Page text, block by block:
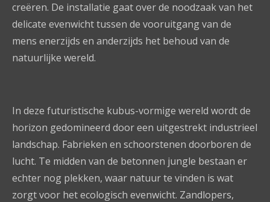
creëren. De installatie gaat over de noodzaak van het
delicate evenwicht tussen de vooruitgang van de
mens enerzijds en anderzijds het behoud van de
natuurlijke wereld.
In deze futuristische kubus-vormige wereld wordt de
horizon gedomineerd door een uitgestrekt industrieel
landschap. Fabrieken en schoorstenen doorboren de
lucht. Te midden van de betonnen jungle bestaan er
echter nog plekken, waar natuur te vinden is wat
zorgt voor het ecologisch evenwicht. Zandlopers,